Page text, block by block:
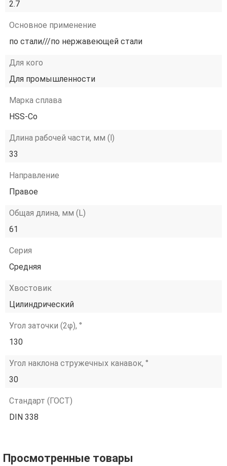
2.7
Основное применение
по стали///по нержавеющей стали
Для кого
Для промышленности
Марка сплава
HSS-Co
Длина рабочей части, мм (l)
33
Направление
Правое
Общая длина, мм (L)
61
Серия
Средняя
Хвостовик
Цилиндрический
Угол заточки (2φ), °
130
Угол наклона стружечных канавок, °
30
Стандарт (ГОСТ)
DIN 338
Просмотренные товары